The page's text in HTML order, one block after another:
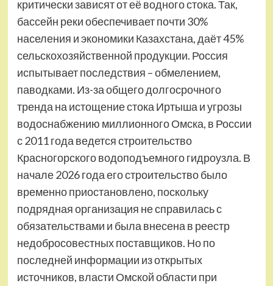
критически зависят от её водного стока. Так,
бассейн реки обеспечивает почти 30%
населения и экономики Казахстана, даёт 45%
сельскохозяйственной продукции. Россия
испытывает последствия – обмелением,
паводками. Из-за общего долгосрочного
тренда на истощение стока Иртыша и угрозы
водоснабжению миллионного Омска, в России
с 2011 года ведется строительство
Красногорского водоподъемного гидроузла. В
начале 2026 года его строительство было
временно приостановлено, поскольку
подрядная организация не справилась с
обязательствами и была внесена в реестр
недобросовестных поставщиков. Но по
последней информации из открытых
источников, власти Омской области при